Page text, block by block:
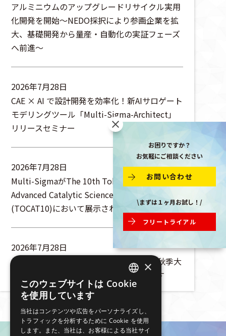
アルミニウムのアップグレードリサイクル実用
化開発を開始～NEDO採択により参画企業を拡
大、基礎開発から量産・自動化の実証フェーズ
へ前進～
2026年7月28日
CAE × AI で設計開発を効率化！新AIサロゲート
モデリングツール「Multi-Sigma-Architect」
リリースセミナー
2026年7月28日
Multi-SigmaがThe 10th Tokyo Conference on
Advanced Catalytic Science and Technology
(TOCAT10)において展示されます
2026年7月28日
株式会社エイゾスは、化学工学会第57回秋季大
会に出展・ランチョンセミナーを行います
お困りですか？
お気軽にご相談ください
お問い合わせ
\まずは１ヶ月お試し！/
フリートライアル
JAPANESE
×
このウェブサイトは Cookie
を使用しています
当社はコンテンツや広告をパーソナライズし、
トラフィックを分析するために Cookie を使用
します。また、当社は、お客様による当社サイ